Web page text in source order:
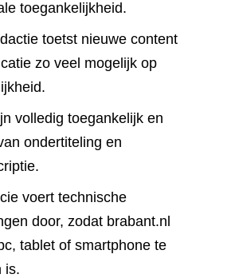
toegankelijkheid.
toetst nieuwe content
zo veel mogelijk op
volledig toegankelijk en
ondertiteling en
voert technische
door, zodat brabant.nl
tablet of smartphone te
is.